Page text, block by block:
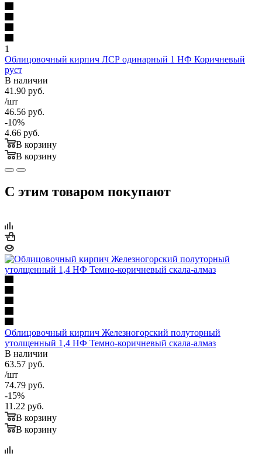
1
Облицовочный кирпич ЛСР одинарный 1 НФ Коричневый
руст
В наличии
41.90 руб.
/шт
46.56 руб.
-10%
4.66 руб.
В корзину
В корзину
С этим товаром покупают
Облицовочный кирпич Железногорский полуторный
утолщенный 1,4 НФ Темно-коричневый скала-алмаз
В наличии
63.57 руб.
/шт
74.79 руб.
-15%
11.22 руб.
В корзину
В корзину